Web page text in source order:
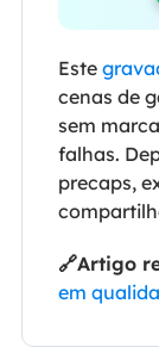
Este
cenas de
sem
falhas.
precaps,
🔗Artigo
em